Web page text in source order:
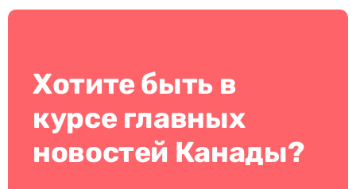
Хотите быть в
курсе главных
новостей Канады?